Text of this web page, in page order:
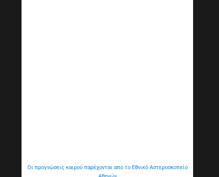
Οι προγνώσεις καιρού παρέχονται από το Εθνικό Αστεροσκοπείο